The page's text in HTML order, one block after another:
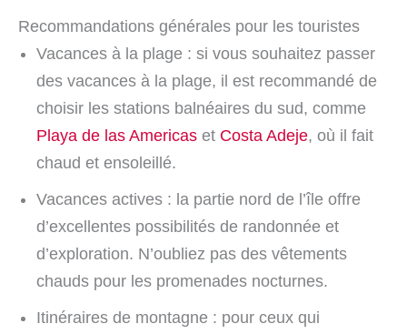
Recommandations générales pour les touristes
Vacances à la plage : si vous souhaitez passer
des vacances à la plage, il est recommandé de
choisir les stations balnéaires du sud, comme
Playa de las Americas et Costa Adeje, où il fait
chaud et ensoleillé.
Vacances actives : la partie nord de l’île offre
d’excellentes possibilités de randonnée et
d’exploration. N’oubliez pas des vêtements
chauds pour les promenades nocturnes.
Itinéraires de montagne : pour ceux qui